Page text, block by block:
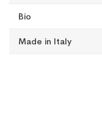
Bio
Made in Italy